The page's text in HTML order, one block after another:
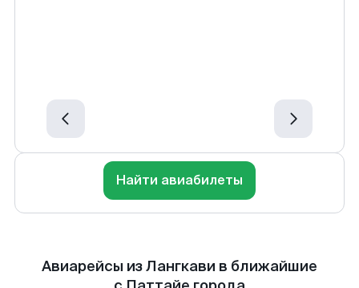
Найти авиабилеты
Авиарейсы из Лангкави в ближайшие